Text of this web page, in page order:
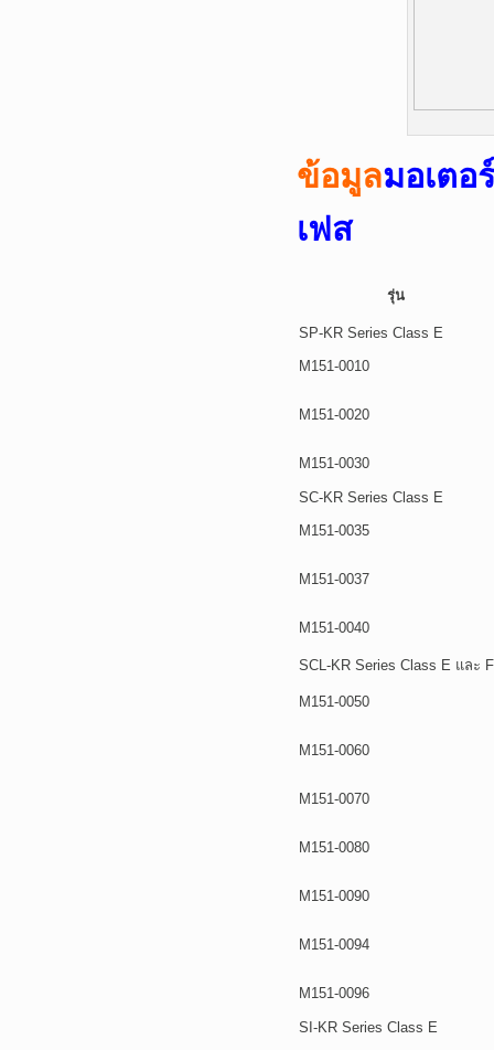
ข้อมูลมอเตอ
เฟส
รุ่น
SP-KR Series Class E
M151-0010
M151-0020
M151-0030
SC-KR Series Class E
M151-0035
M151-0037
M151-0040
SCL-KR Series Class E และ F
M151-0050
M151-0060
M151-0070
M151-0080
M151-0090
M151-0094
M151-0096
SI-KR Series Class E